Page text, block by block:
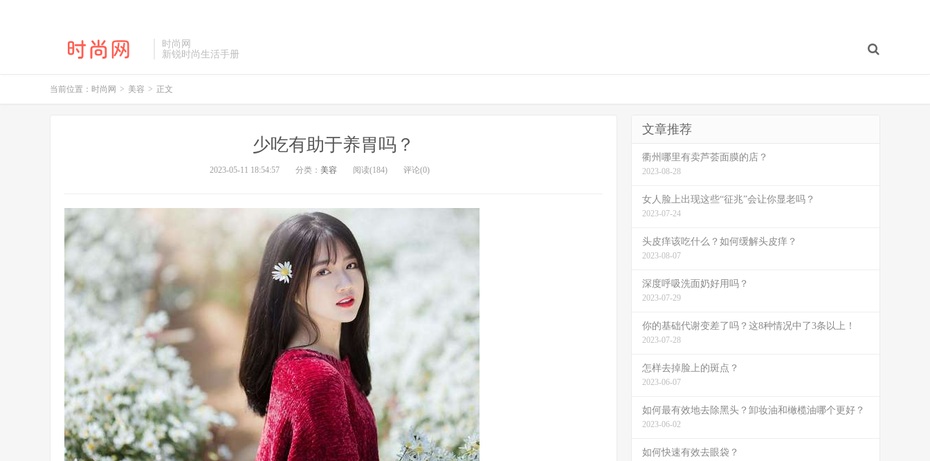
时尚网
新锐时尚生活手册
当前位置： 时尚网 > 美容 > 正文
少吃有助于养胃吗？
2023-05-11 18:54:57 分类： 美容 阅读(184) 评论(0)
文章推荐
衢州哪里有卖芦荟面膜的店？
2023-08-28
女人脸上出现这些“征兆”会让你显老吗？
2023-07-24
头皮痒该吃什么？如何缓解头皮痒？
2023-08-07
深度呼吸洗面奶好用吗？
2023-07-29
你的基础代谢变差了吗？这8种情况中了3条以上！
2023-07-28
怎样去掉脸上的斑点？
2023-06-07
如何最有效地去除黑头？卸妆油和橄榄油哪个更好？
2023-06-02
如何快速有效去眼袋？